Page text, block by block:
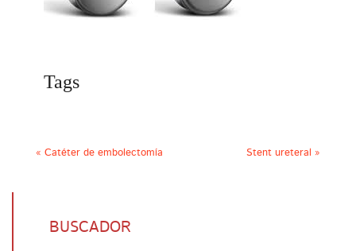
Tags
« Catéter de embolectomía Stent ureteral »
BUSCADOR